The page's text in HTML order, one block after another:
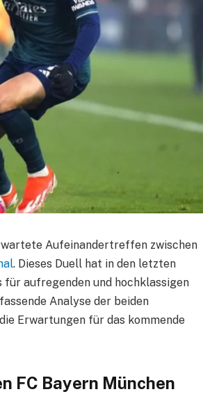
Aufeinandertreffen zwischen
. Dieses Duell hat in den letzten
für aufregenden und hochklassigen
Analyse der beiden
Erwartungen für das kommende
FC Bayern München